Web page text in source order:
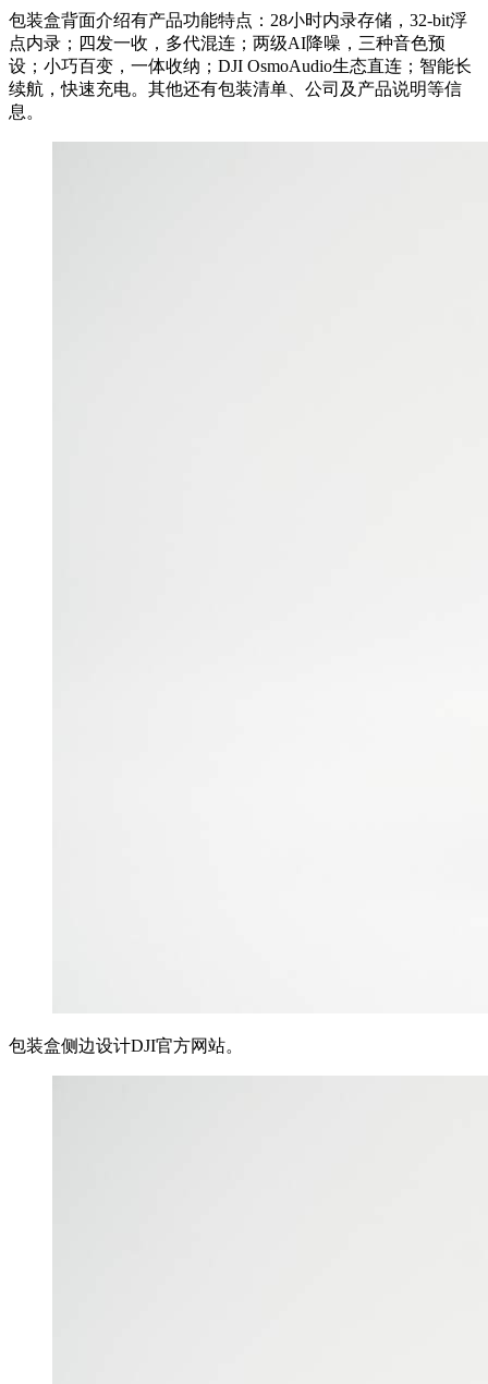
包装盒背面介绍有产品功能特点：28小时内录存储，32-bit浮
点内录；四发一收，多代混连；两级AI降噪，三种音色预
设；小巧百变，一体收纳；DJI OsmoAudio生态直连；智能长
续航，快速充电。其他还有包装清单、公司及产品说明等信
息。
包装盒侧边设计DJI官方网站。